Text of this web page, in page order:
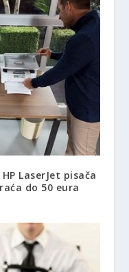
LaserJet pisača
do 50 eura